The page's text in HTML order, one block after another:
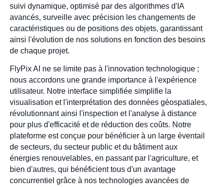
suivi dynamique, optimisé par des algorithmes d'IA
avancés, surveille avec précision les changements de
caractéristiques ou de positions des objets, garantissant
ainsi l'évolution de nos solutions en fonction des besoins
de chaque projet.
FlyPix AI ne se limite pas à l'innovation technologique ;
nous accordons une grande importance à l'expérience
utilisateur. Notre interface simplifiée simplifie la
visualisation et l'interprétation des données géospatiales,
révolutionnant ainsi l'inspection et l'analyse à distance
pour plus d'efficacité et de réduction des coûts. Notre
plateforme est conçue pour bénéficier à un large éventail
de secteurs, du secteur public et du bâtiment aux
énergies renouvelables, en passant par l'agriculture, et
bien d'autres, qui bénéficient tous d'un avantage
concurrentiel grâce à nos technologies avancées de